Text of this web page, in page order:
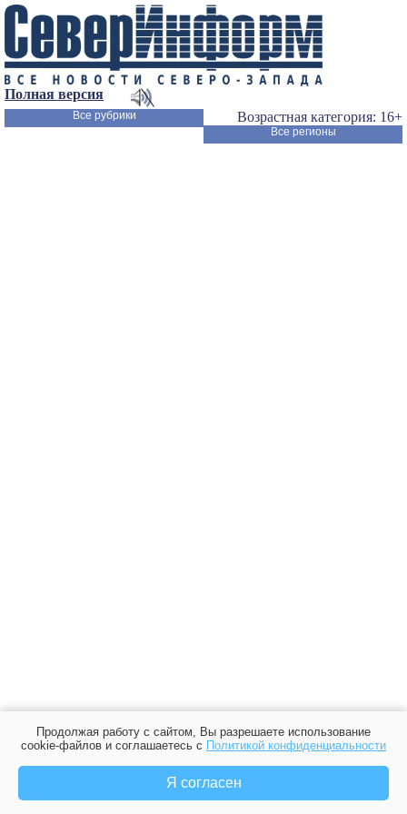
Полная версия
Возрастная категория: 16+
Все рубрики
Все регионы
Продолжая работу с сайтом, Вы разрешаете использование
cookie-файлов и соглашаетесь с Политикой конфиденциальности
Я согласен